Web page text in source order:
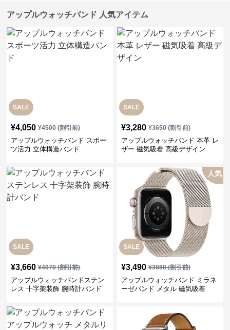
アップルウォッチバンド 人気アイテム
SALE
¥4,050 ¥4500(割引前)
アップルウォッチバンド スポー
ツ活力 立体構造バンド
SALE
¥3,280 ¥3650(割引前)
アップルウォッチバンド 本革 レ
ザー 磁気吸着 高級デザイン
SALE
¥3,660 ¥4070(割引前)
アップルウォッチバンドステン
レス 十字架装飾 腕時計バンド
SALE
人気
¥3,490 ¥3880(割引前)
アップルウォッチバンド ミラネ
ーゼバンド メタル 磁気吸着